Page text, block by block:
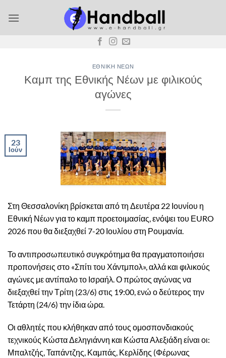
στο
ΕΘΝΙΚΉ ΝΈΩΝ
Καμπ της Εθνικής Νέων με φιλικούς
αγώνες
23
Ιούν
Στη Θεσσαλονίκη βρίσκεται από τη Δευτέρα 22 Ιουνίου η
Εθνική Νέων για το καμπ προετοιμασίας, ενόψει του ΕURO
2026 που θα διεξαχθεί 7-20 Ιουλίου στη Ρουμανία.
Το αντιπροσωπευτικό συγκρότημα θα πραγματοποιήσει
προπονήσεις στο «Σπίτι του Χάντμπολ», αλλά και φιλικούς
αγώνες με αντίπαλο το Ισραήλ. Ο πρώτος αγώνας να
διεξαχθεί την Τρίτη (23/6) στις 19:00, ενώ ο δεύτερος την
Τετάρτη (24/6) την ίδια ώρα.
Οι αθλητές που κλήθηκαν από τους ομοσπονδιακούς
τεχνικούς Κώστα Δεληγιάννη και Κώστα Αλεξιάδη είναι οι:
Μπαλτζής, Ταπάντζης, Καμπάς, Κερλίδης (Φέρωνας